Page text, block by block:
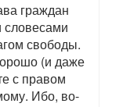
граждан
свободы.
(и даже
с правом
Ибо, во-